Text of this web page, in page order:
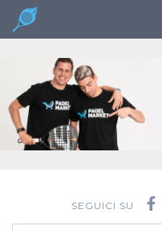
SEGUICI SU